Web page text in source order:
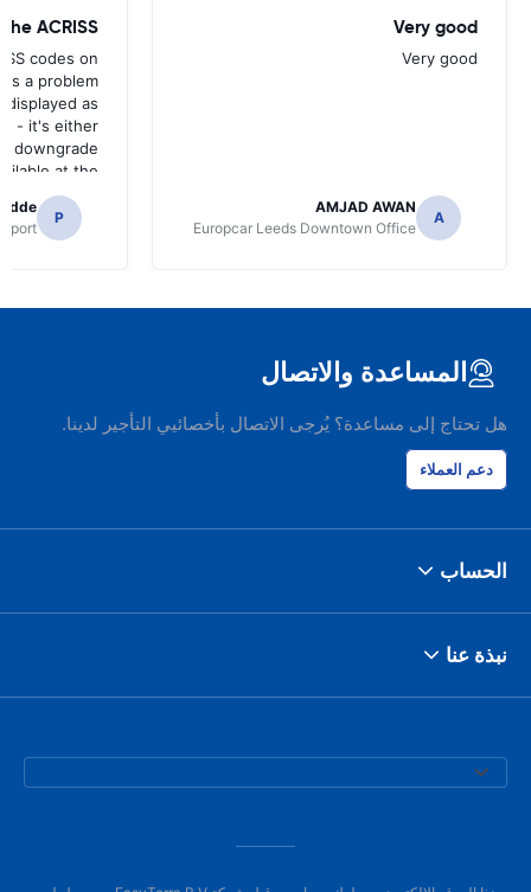
Very good
Very good
A
AMJAD AWAN
Europcar Leeds Downtown Office
ACRISS
codes on
a problem
displayed as
- it's either
downgrade
at the
of collection.
P
المساعدة والاتصال
هل تحتاج إلى مساعدة؟ يُرجى الاتصال بأخصائيي التأجير لدينا.
دعم العملاء
الحساب
نبذة عنا